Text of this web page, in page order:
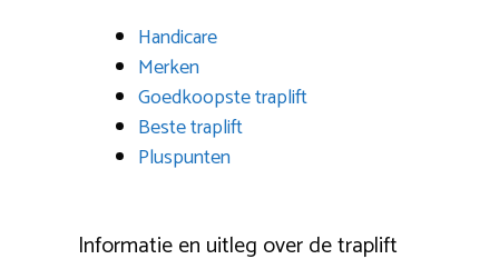
Handicare
Merken
Goedkoopste traplift
Beste traplift
Pluspunten
Informatie en uitleg over de traplift